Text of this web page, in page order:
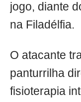
jogo, diante
na Filadélfia.
O atacante
panturrilha
fisioterapia